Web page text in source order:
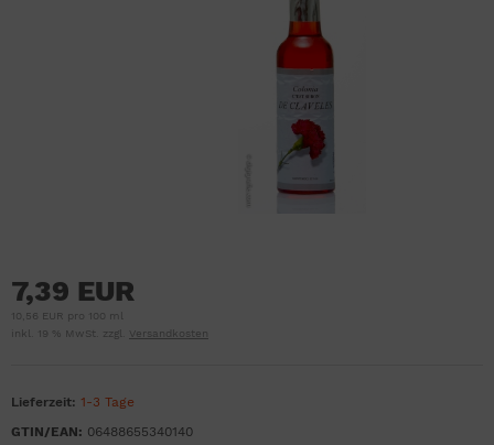
7,39 EUR
10,56 EUR pro 100 ml
inkl. 19 % MwSt. zzgl.
Versandkosten
Lieferzeit: 1-3 Tage
GTIN/EAN: 06488655340140